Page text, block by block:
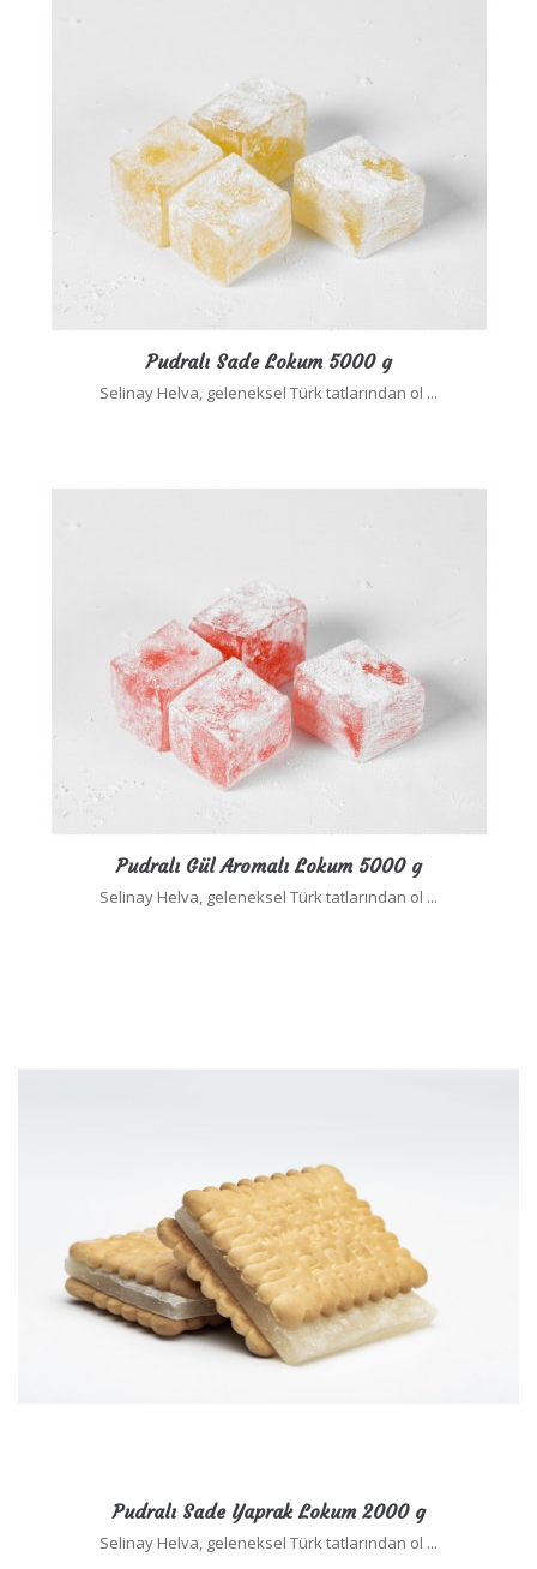
Pudralı Sade Lokum 5000 g
Selinay Helva, geleneksel Türk tatlarından ol ...
Pudralı Gül Aromalı Lokum 5000 g
Selinay Helva, geleneksel Türk tatlarından ol ...
Pudralı Sade Yaprak Lokum 2000 g
Selinay Helva, geleneksel Türk tatlarından ol ...